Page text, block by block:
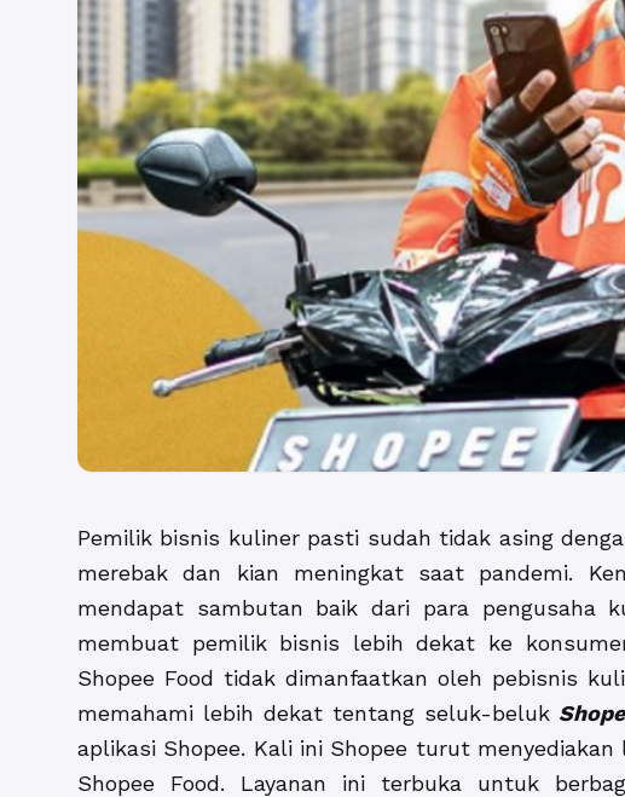
Pemilik bisnis kuliner pasti sudah tidak asing
merebak dan kian meningkat saat pandemi.
mendapat sambutan baik dari para pengusaha
membuat pemilik bisnis lebih dekat ke
Shopee Food tidak dimanfaatkan oleh pebisnis
memahami lebih dekat tentang seluk-beluk
aplikasi Shopee. Kali ini Shopee turut
Shopee Food. Layanan ini terbuka untuk